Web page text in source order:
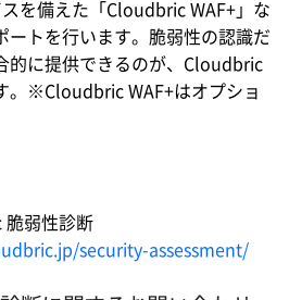
を備えた「Cloudbric WAF+」な
ートを行います。脆弱性の認識だ
的に提供できるのが、Cloudbric
。※Cloudbric WAF+はオプショ
脆弱性診断
security-assessment/